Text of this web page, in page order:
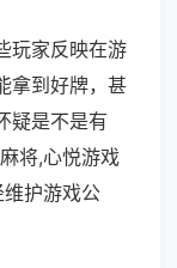
玩家反映在游
拿到好牌，甚
疑是不是有
将,心悦游戏
护游戏公